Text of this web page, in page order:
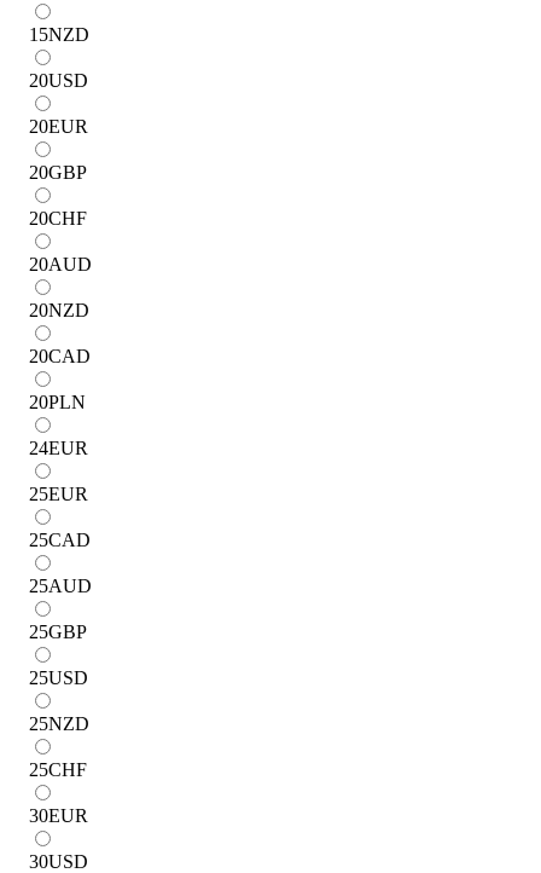
15NZD
20USD
20EUR
20GBP
20CHF
20AUD
20NZD
20CAD
20PLN
24EUR
25EUR
25CAD
25AUD
25GBP
25USD
25NZD
25CHF
30EUR
30USD